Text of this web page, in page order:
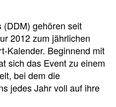
gehören seit
2012 zum jährlichen
Kalender. Beginnend mit
sich das Event zu einem
bei dem die
jedes Jahr voll auf ihre